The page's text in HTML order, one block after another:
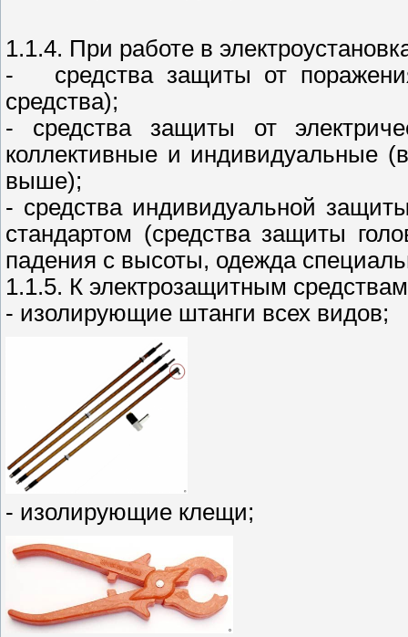
1.1.4. При работе в
- средства защиты от поражения
средства);
- средства защиты от
коллективные и индивидуальные
выше);
- средства индивидуальной
стандартом (средства защиты
падения с высоты, одежда
1.1.5. К электрозащитным
- изолирующие штанги всех видов;
- изолирующие клещи;